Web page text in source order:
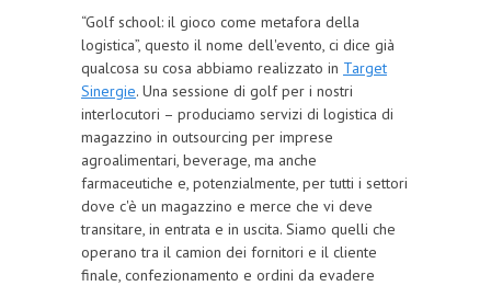
“Golf school: il gioco come metafora della
logistica”, questo il nome dell'evento, ci dice già
qualcosa su cosa abbiamo realizzato in Target
Sinergie. Una sessione di golf per i nostri
interlocutori – produciamo servizi di logistica di
magazzino in outsourcing per imprese
agroalimentari, beverage, ma anche
farmaceutiche e, potenzialmente, per tutti i settori
dove c'è un magazzino e merce che vi deve
transitare, in entrata e in uscita. Siamo quelli che
operano tra il camion dei fornitori e il cliente
finale, confezionamento e ordini da evadere